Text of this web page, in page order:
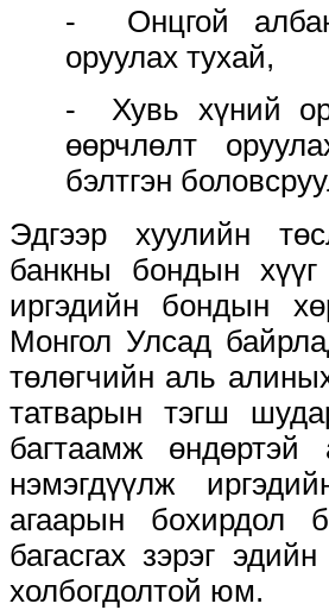
- Онцгой албан
оруулах тухай,
- Хувь хүний
өөрчлөлт
бэлтгэн
Эдгээр хуулийн
банкны бондын
иргэдийн бондын
Монгол Улсад
төлөгчийн аль
татварын тэгш
багтаамж өндөртэй
нэмэгдүүлж
агаарын бохирдол
багасгах зэрэг
холбогдолтой юм.